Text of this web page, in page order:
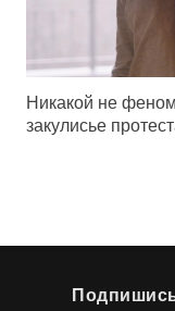
Никакой не
закулисье